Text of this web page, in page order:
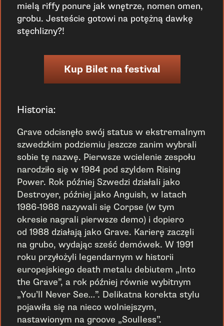
mielą riffy ponure jak wnętrze, nomen omen,
grobu. Jesteście gotowi na potężną dawkę
stęchlizny?!
Kup Bilet na festival
Historia:
Grave odcisnęło swój status w ekstremalnym
szwedzkim podziemiu jeszcze zanim wybrali
sobie tę nazwę. Pierwsze wcielenie zespołu
narodziło się w 1984 pod szyldem Rising
Power. Rok później Szwedzi działali jako
Destroyer, później jako Anguish, w latach
1986-1988 nazywali się Corpse (w tym
okresie nagrali pierwsze demo) i dopiero
od 1988 działają jako Grave. Karierę zaczęli
na grubo, wydając sześć demówek. W 1991
roku przyłożyli legendarnym w historii
europejskiego death metalu debiutem „Into
the Grave”, a rok później równie wybitnym
„You’ll Never See…”. Delikatna korekta stylu
pojawiła się na nieco wolniejszym,
nastawionym na groove „Soulless”.